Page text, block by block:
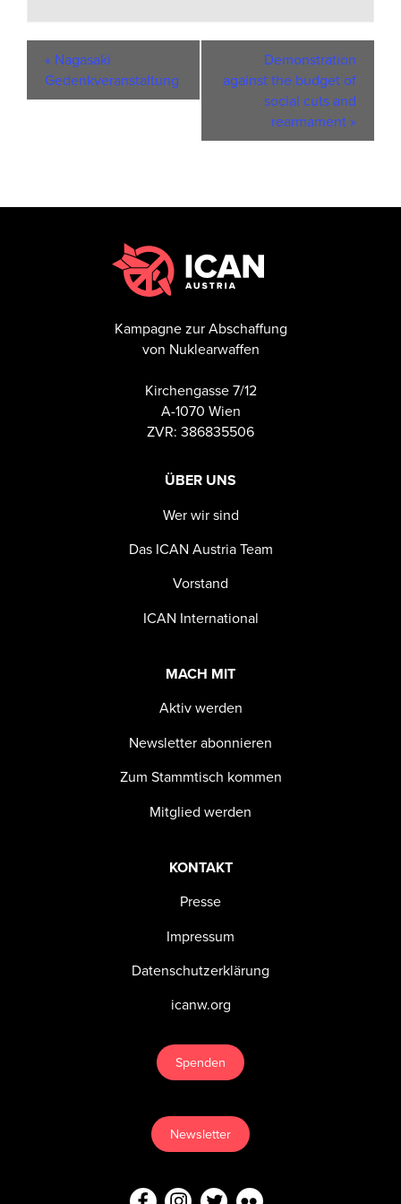
« Nagasaki
Gedenkveranstaltung
Demonstration
against the budget of
social cuts and
rearmament»
Kampagne zur Abschaffung
von Nuklearwaffen
Kirchengasse 7/12
A-1070 Wien
ZVR: 386835506
ÜBER UNS
Wer wir sind
Das ICAN Austria Team
Vorstand
ICAN International
MACH MIT
Aktiv werden
Newsletter abonnieren
Zum Stammtisch kommen
Mitglied werden
KONTAKT
Presse
Impressum
Datenschutzerklärung
icanw.org
Spenden
Newsletter